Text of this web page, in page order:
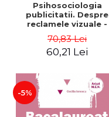
Psihosociologia
publicitatii. Despre
reclamele vizuale -
70,83 Lei
60,21 Lei
-5%